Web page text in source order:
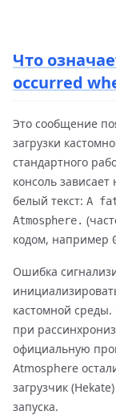
Что
occurred
Это сообщение
загрузки
стандартного
консоль
белый текст: A
Atmosphere.
кодом, например
Ошибка
кастомной среды.
при
официальную
Atmosphere
загрузчик
запуска.